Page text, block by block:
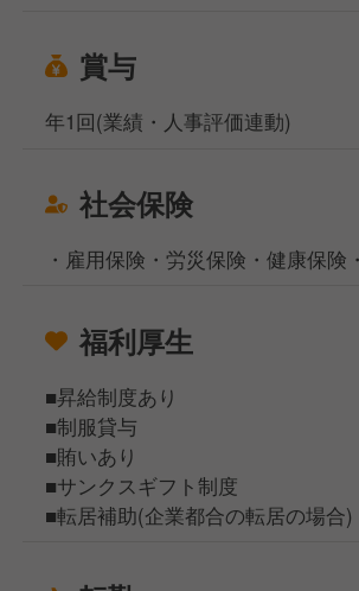
賞与
年1回(業績・人事評価連動)
社会保険
・雇用保険・労災保険・健康保険
福利厚生
■昇給制度あり
■制服貸与
■賄いあり
■サンクスギフト制度
■転居補助(企業都合の転居の場合)